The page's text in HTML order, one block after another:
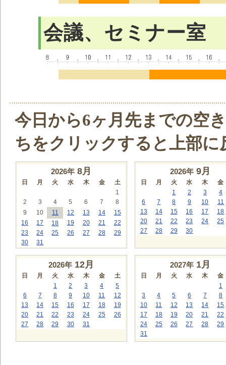
会議、セミナー室
今日から6ヶ月先までの空
ちをクリックすると上部に
2026年 8月
日 月 火 水 木 金
土
1
2
3 4 5 6 7
8
9
10 11 12 13 14
15
16
17 18 19 20 21
22
23
24 25 26 27 28
29
30
31
2026年 9月
日 月 火 水 木
金
1
2 3
4
6
7 8 9 10
11
13
14 15 16 17
18
20
21 22 23 24
25
27
28 29 30
2026年 12月
日 月 火 水 木 金
土
1
2 3 4
5
6
7 8 9 10 11
12
13
14 15 16 17 18
19
20
21 22 23 24 25
26
27
28 29 30 31
2027年 1月
日 月 火 水 木
金
1
3
4 5 6 7
8
10
11 12 13 14
15
17
18 19 20 21
22
24
25 26 27 28
29
31